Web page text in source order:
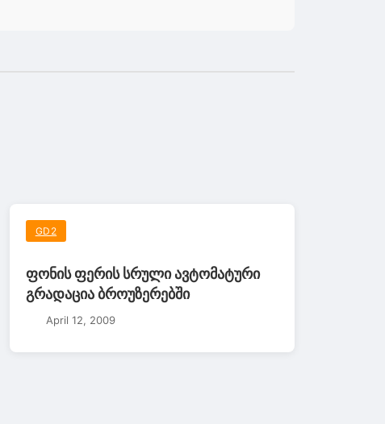
GD2
ფონის ფერის სრული ავტომატური
გრადაცია ბროუზერებში
April 12, 2009